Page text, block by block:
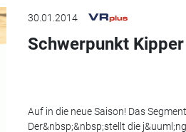
30.01.2014
Schwerpunkt Kipper
Auf in die neue Saison! Das
Der&nbsp;&nbsp;stellt die